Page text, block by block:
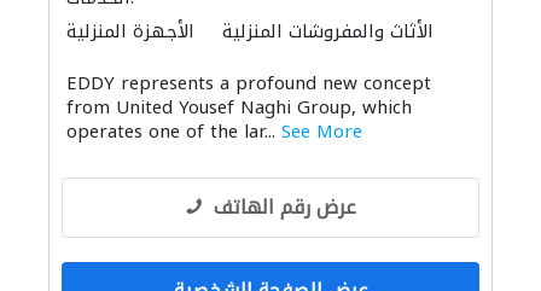
الأجهزة المنزلية
الأثاث والمفروشات المنزلية
الحمامات والمطابخ الصوتيات
EDDY represents a profound new concept
from United Yousef Naghi Group, which
operates one of the lar... See More
عرض رقم الهاتف